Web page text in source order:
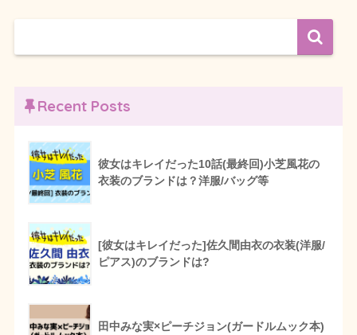
Recent Posts
彼女はキレイだった10話(最終回)小芝風花の
衣装のブランドは？洋服/バッグ等
[彼女はキレイだった]佐久間由衣の衣装(洋服/
ピアス)のブランドは?
田中みな実×ピーチジョン(ガードルムック本)